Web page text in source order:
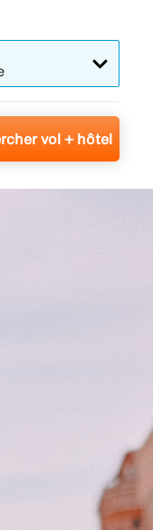
vol + hôtel